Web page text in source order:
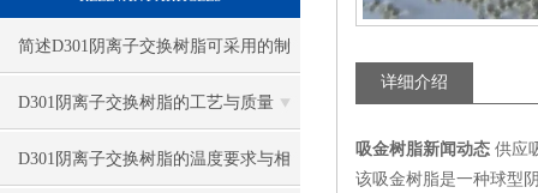
简述D301阴离子交换树脂可采用的制
备方法
D301阴离子交换树脂的工艺与质量
D301阴离子交换树脂的温度要求与相
详细介绍
吸金树脂新闻动态 供应
该吸金树脂是一种球型